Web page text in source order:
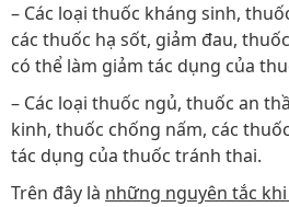
– Các loại thuốc kháng sinh,
các thuốc hạ sốt, giảm đau,
có thể làm giảm tác dụng của
– Các loại thuốc ngủ, thuốc an
kinh, thuốc chống nấm, các
tác dụng của thuốc tránh thai.
Trên đây là những nguyên tắc